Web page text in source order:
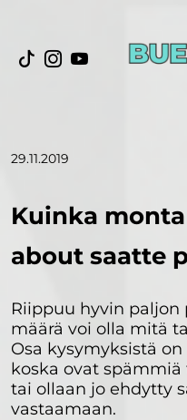
29.11.2019
Kuinka
about saatte
Riippuu hyvin paljon
määrä voi olla mitä
Osa kysymyksistä
koska ovat
tai ollaan jo ehdytty
vastaamaan.